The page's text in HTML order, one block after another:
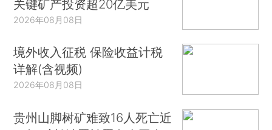
关键矿产投资超20亿美元
2026年08月08日
境外收入征税 保险收益计税
详解(含视频)
2026年08月08日
贵州山脚树矿难致16人死亡近